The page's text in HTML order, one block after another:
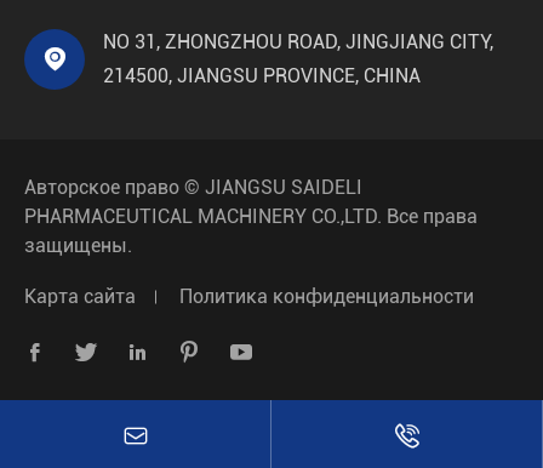

NO 31, ZHONGZHOU ROAD, JINGJIANG CITY,
214500, JIANGSU PROVINCE, CHINA
Авторское право © JIANGSU SAIDELI
PHARMACEUTICAL MACHINERY CO.,LTD. Все права
защищены.
Карта сайта Политика конфиденциальности
    
 